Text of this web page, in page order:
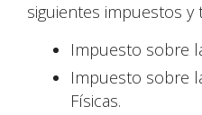
siguientes impuestos y
Impuesto sobre
Impuesto sobre
Físicas.